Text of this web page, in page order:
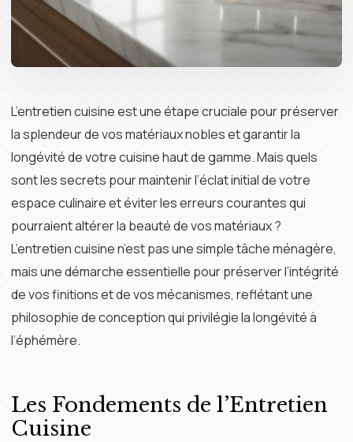
L’entretien cuisine est une étape cruciale pour préserver
la splendeur de vos matériaux nobles et garantir la
longévité de votre cuisine haut de gamme. Mais quels
sont les secrets pour maintenir l’éclat initial de votre
espace culinaire et éviter les erreurs courantes qui
pourraient altérer la beauté de vos matériaux ?
L’entretien cuisine n’est pas une simple tâche ménagère,
mais une démarche essentielle pour préserver l’intégrité
de vos finitions et de vos mécanismes, reflétant une
philosophie de conception qui privilégie la longévité à
l’éphémère.
Les Fondements de l’Entretien
Cuisine